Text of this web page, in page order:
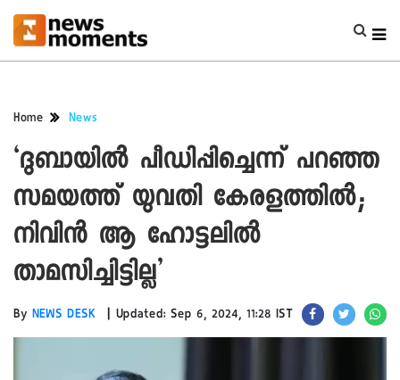
Home News
‘ദുബായിൽ പീഡിപ്പിച്ചെന്ന് പറഞ്ഞ
സമയത്ത് യുവതി കേരളത്തിൽ;
നിവിൻ ആ ഹോട്ടലിൽ
താമസിച്ചിട്ടില്ല’
By NEWS DESK | Updated: Sep 6, 2024, 11:28 IST